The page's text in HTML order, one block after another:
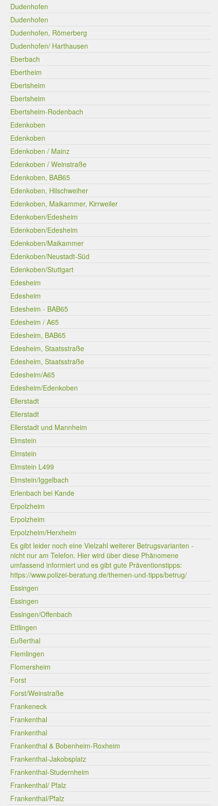
Dudenhofen
Dudenhofen
Dudenhofen, Römerberg
Dudenhofen/ Harthausen
Eberbach
Ebertheim
Ebertsheim
Ebertsheim
Ebertsheim-Rodenbach
Edenkoben
Edenkoben
Edenkoben / Mainz
Edenkoben / Weinstraße
Edenkoben, BAB65
Edenkoben, Hilschweiher
Edenkoben, Maikammer, Kirrweiler
Edenkoben/Edesheim
Edenkoben/Edesheim
Edenkoben/Maikammer
Edenkoben/Neustadt-Süd
Edenkoben/Stuttgart
Edesheim
Edesheim
Edesheim - BAB65
Edesheim / A65
Edesheim, BAB65
Edesheim, Staatsstraße
Edesheim, Staatsstraße
Edesheim/A65
Edesheim/Edenkoben
Ellerstadt
Ellerstadt
Ellerstadt und Mannheim
Elmstein
Elmstein
Elmstein L499
Elmstein/Iggelbach
Erlenbach bei Kande
Erpolzheim
Erpolzheim
Erpolzheim/Herxheim
Es gibt leider noch eine Vielzahl weiterer Betrugsvarianten -
nicht nur am Telefon. Hier wird über diese Phänomene
umfassend informiert und es gibt gute Präventionstipps:
https://www.polizei-beratung.de/themen-und-tipps/betrug/
Essingen
Essingen
Essingen/Offenbach
Ettlingen
Eußerthal
Flemlingen
Flomersheim
Forst
Forst/Weinstraße
Frankeneck
Frankenthal
Frankenthal
Frankenthal & Bobenheim-Roxheim
Frankenthal-Jakobsplatz
Frankenthal-Studernheim
Frankenthal/ Pfalz
Frankenthal/Pfalz